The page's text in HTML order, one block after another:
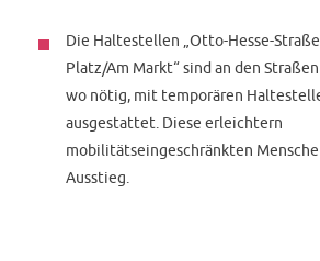
Die Haltestellen „Otto-Hesse-
Platz/Am Markt“ sind an den
wo nötig, mit temporären
ausgestattet. Diese erleichtern
mobilitätseingeschränkten
Ausstieg.